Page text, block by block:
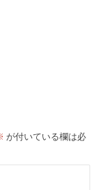
が付いている欄は必